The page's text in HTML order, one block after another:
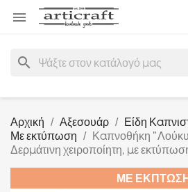

search
Αρχική Αξεσουάρ Είδη
Με εκτύπωση
Καπνοθήκη
Δερμάτινη χειροποίητη, με
ΜΕ